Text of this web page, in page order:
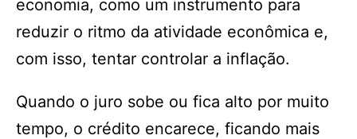
economia, como um instrumento para
reduzir o ritmo da atividade econômica e,
com isso, tentar controlar a inflação.
Quando o juro sobe ou fica alto por muito
tempo, o crédito encarece, ficando mais